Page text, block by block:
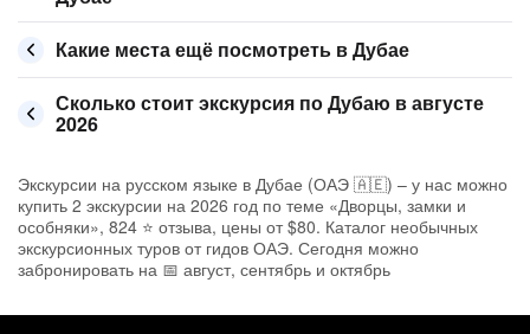
Какие места ещё посмотреть в Дубае
Сколько стоит экскурсия по Дубаю в августе
2026
Экскурсии на русском языке в Дубае (ОАЭ 🇦🇪) – у нас можно
купить 2 экскурсии на 2026 год по теме «Дворцы, замки и
особняки», 824 ⭐ отзыва, цены от $80. Каталог необычных
экскурсионных туров от гидов ОАЭ. Сегодня можно
забронировать на 📅 август, сентябрь и октябрь